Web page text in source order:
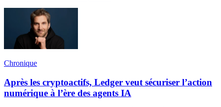
Chronique
Après les cryptoactifs, Ledger veut sécuriser l’action
numérique à l’ère des agents IA